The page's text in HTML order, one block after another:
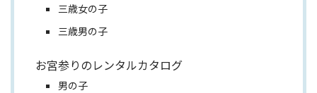
三歳女の子
三歳男の子
お宮参りのレンタルカタログ
男の子